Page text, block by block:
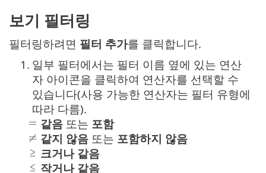
보기 필터링
필터링하려면 필터 추가를 클릭합니다.
1. 일부 필터에서는 필터 이름 옆에 있는 연산
자 아이콘을 클릭하여 연산자를 선택할 수
있습니다(사용 가능한 연산자는 필터 유형에
따라 다름).
같음 또는 포함
같지 않음 또는 포함하지 않음
크거나 같음
작거나 같음